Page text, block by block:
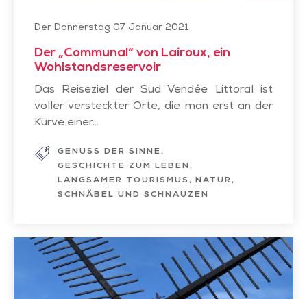
Der Donnerstag 07 Januar 2021
Der „Communal“ von Lairoux, ein
Wohlstandsreservoir
Das Reiseziel der Sud Vendée Littoral ist
voller versteckter Orte, die man erst an der
Kurve einer...
GENUSS DER SINNE
GESCHICHTE ZUM LEBEN
LANGSAMER TOURISMUS
NATUR
SCHNÄBEL UND SCHNAUZEN
Entdecken